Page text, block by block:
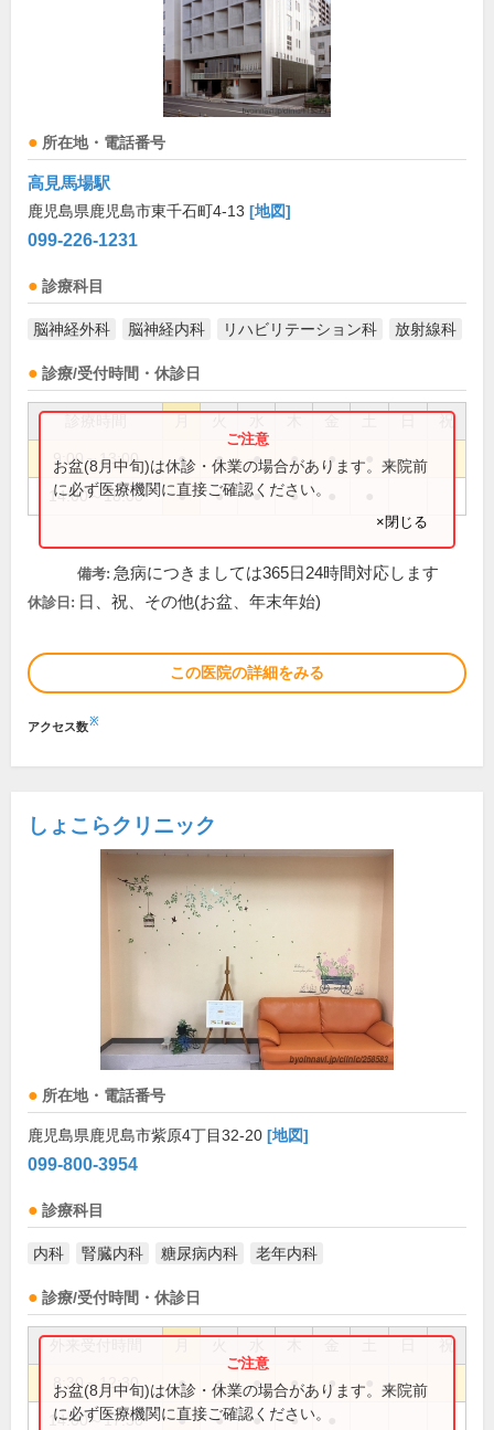
所在地・電話番号
高見馬場駅
鹿児島県鹿児島市東千石町4-13 [地図]
099-226-1231
診療科目
脳神経外科 脳神経内科 リハビリテーション科 放射線科
診療/受付時間・休診日
祝
9:00～13:00 ● ● ● ● ●
14:00～18:00 ● ● ● ●
お盆(8月中旬)は休診・休業の場合があります。来院前
に必ず医療機関に直接ご確認ください。
×閉じる
備考: 急病につきましては365日24時間対応します
休診日: 日、祝、その他(お盆、年末年始)
この医院の詳細をみる
アクセス数※
しょこらクリニック
所在地・電話番号
鹿児島県鹿児島市紫原4丁目32-20 [地図]
099-800-3954
診療科目
内科 腎臓内科 糖尿病内科 老年内科
診療/受付時間・休診日
祝
8:30～12:30 ● ● ● ● ●
14:00～17:30 ● ● ● ●
お盆(8月中旬)は休診・休業の場合があります。来院前
に必ず医療機関に直接ご確認ください。